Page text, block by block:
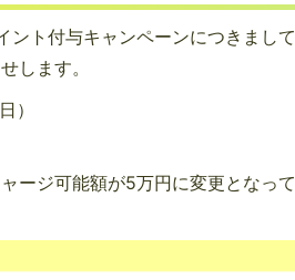
ト付与キャンペーンにつきまし
します。
）
ージ可能額が5万円に変更となっ